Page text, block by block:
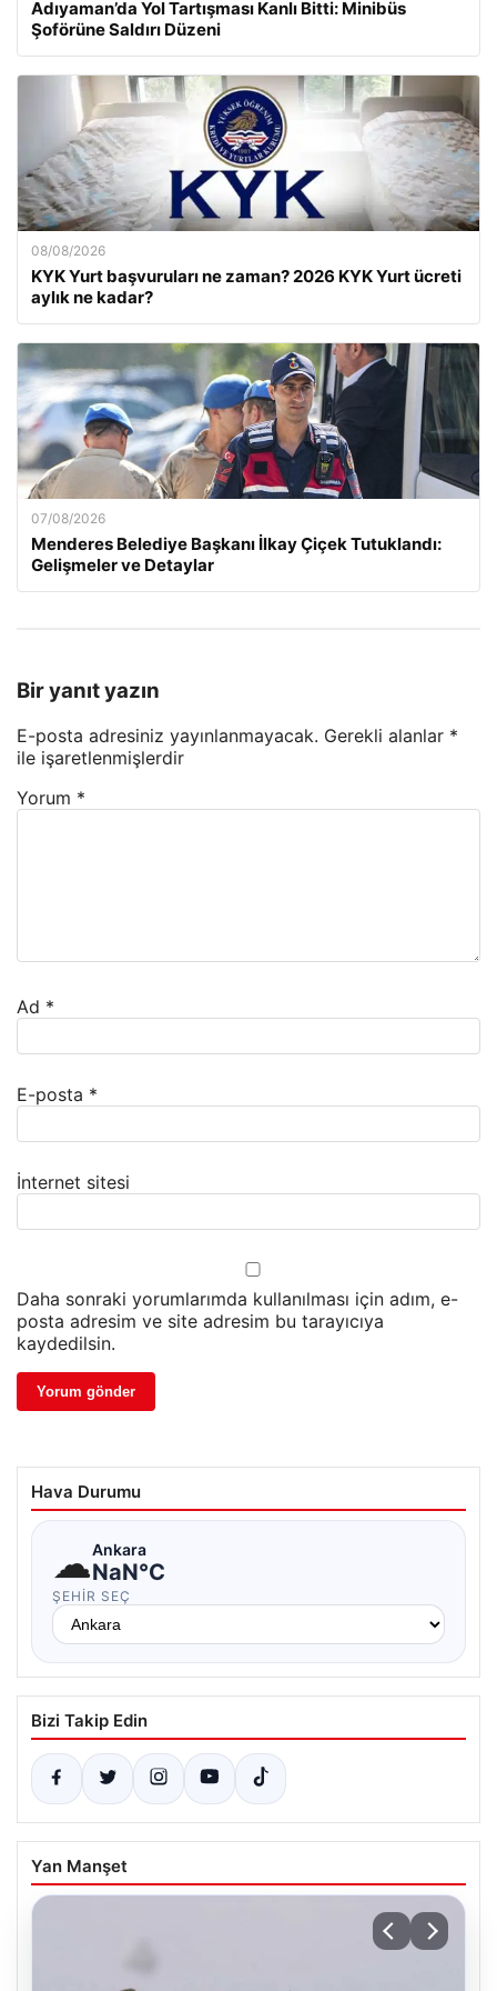
Adıyaman’da Yol Tartışması Kanlı Bitti: Minibüs
Şoförüne Saldırı Düzeni
08/08/2026
KYK Yurt başvuruları ne zaman? 2026 KYK Yurt ücreti
aylık ne kadar?
07/08/2026
Menderes Belediye Başkanı İlkay Çiçek Tutuklandı:
Gelişmeler ve Detaylar
Bir yanıt yazın
E-posta adresiniz yayınlanmayacak. Gerekli alanlar *
ile işaretlenmişlerdir
Yorum *
Ad *
E-posta *
İnternet sitesi
Daha sonraki yorumlarımda kullanılması için adım, e-
posta adresim ve site adresim bu tarayıcıya
kaydedilsin.
Hava Durumu
☁Ankara
NaN°C
ŞEHIR SEÇ
Bizi Takip Edin
Yan Manşet